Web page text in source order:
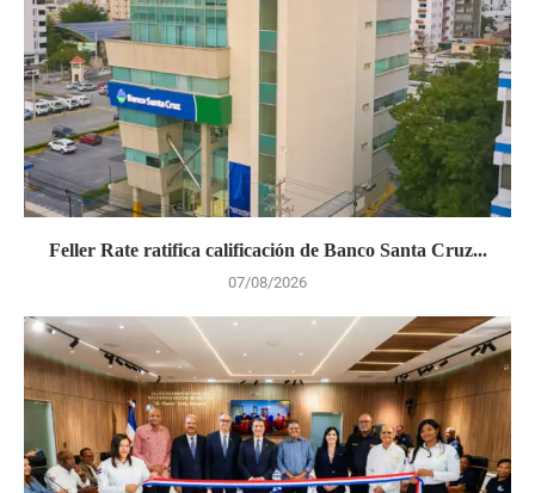
Feller Rate ratifica calificación de Banco Santa Cruz...
07/08/2026